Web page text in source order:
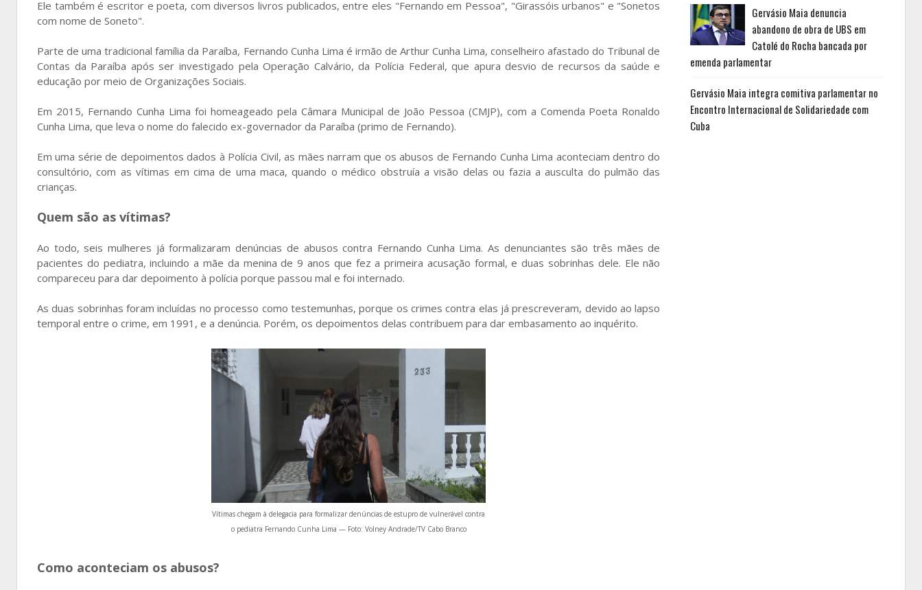
Ele também é escritor e poeta, com diversos livros publicados, entre eles "Fernando em Pessoa", "Girassóis urbanos" e "Sonetos
com nome de Soneto".
Parte de uma tradicional família da Paraíba, Fernando Cunha Lima é irmão de Arthur Cunha Lima, conselheiro afastado do Tribunal de
Contas da Paraíba após ser investigado pela Operação Calvário, da Polícia Federal, que apura desvio de recursos da saúde e
educação por meio de Organizações Sociais.
Em 2015, Fernando Cunha Lima foi homeageado pela Câmara Municipal de João Pessoa (CMJP), com a Comenda Poeta Ronaldo
Cunha Lima, que leva o nome do falecido ex-governador da Paraíba (primo de Fernando).
Em uma série de depoimentos dados à Polícia Civil, as mães narram que os abusos de Fernando Cunha Lima aconteciam dentro do
consultório, com as vítimas em cima de uma maca, quando o médico obstruía a visão delas ou fazia a ausculta do pulmão das
crianças.
Quem são as vítimas?
Ao todo, seis mulheres já formalizaram denúncias de abusos contra Fernando Cunha Lima. As denunciantes são três mães de
pacientes do pediatra, incluindo a mãe da menina de 9 anos que fez a primeira acusação formal, e duas sobrinhas dele. Ele não
compareceu para dar depoimento à polícia porque passou mal e foi internado.
As duas sobrinhas foram incluídas no processo como testemunhas, porque os crimes contra elas já prescreveram, devido ao lapso
temporal entre o crime, em 1991, e a denúncia. Porém, os depoimentos delas contribuem para dar embasamento ao inquérito.
Vítimas chegam à delegacia para formalizar denúncias de estupro de vulnerável contra
o pediatra Fernando Cunha Lima — Foto: Volney Andrade/TV Cabo Branco
Como aconteciam os abusos?
Gervásio Maia denuncia
abandono de obra de UBS em
Catolé do Rocha bancada por
emenda parlamentar
Gervásio Maia integra comitiva parlamentar no
Encontro Internacional de Solidariedade com
Cuba